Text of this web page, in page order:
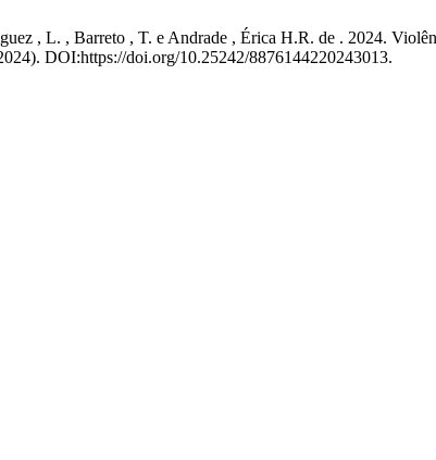
, L. , Barreto , T. e Andrade , Érica H.R. de . 2024.
DOI:https://doi.org/10.25242/8876144220243013.